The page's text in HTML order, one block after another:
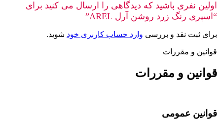
اولین نفری باشید که دیدگاهی را ارسال می کنید برای
“اسپری رنگ زرد روشن آرل AREL”
برای ثبت نقد و بررسی وارد حساب کاربری خود شوید.
قوانین و مقررات
قوانین و مقررات
قوانین عمومی